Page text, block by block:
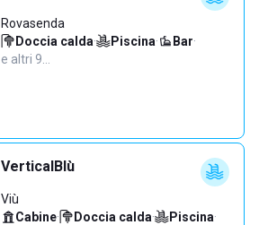
Rovasenda
Doccia calda· Piscina· Bar·
e altri 9…
VerticalBlù
Viù
Cabine· Doccia calda· Piscina·